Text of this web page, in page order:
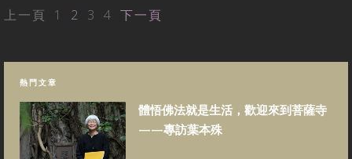
上一頁 1 2 3 4 下一頁
熱門文章
體悟佛法就是生活，歡迎來到菩薩寺
——專訪葉本殊